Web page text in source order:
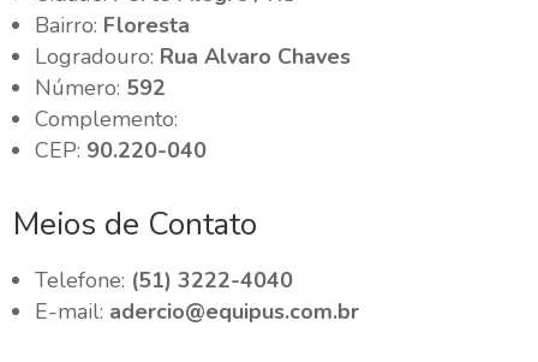
Bairro: Floresta
Logradouro: Rua Alvaro Chaves
Número: 592
Complemento:
CEP: 90.220-040
Meios de Contato
Telefone: (51) 3222-4040
E-mail: adercio@equipus.com.br